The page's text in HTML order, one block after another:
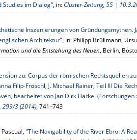
Studies im Dialog", in:Cluster-Zeitung, 55 |
Inszenierungen von Gründungsmythen.
Architektur", in: Philipp Brüllmann,
und die Entstehung des Neuen, Berlin,
zu: Corpus der römischen Rechtsquellen
Filip-Fröschl, J. Michael Rainer, Teil III Die
bearbeitet von Jan Dirk Harke.
299/3 (2014), 741–743
"The Navigability of the River Ebro: A